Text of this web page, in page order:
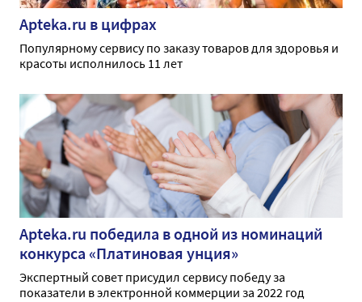
Apteka.ru в цифрах
Популярному сервису по заказу товаров для здоровья и
красоты исполнилось 11 лет
Apteka.ru победила в одной из номинаций
конкурса «Платиновая унция»
Экспертный совет присудил сервису победу за
показатели в электронной коммерции за 2022 год